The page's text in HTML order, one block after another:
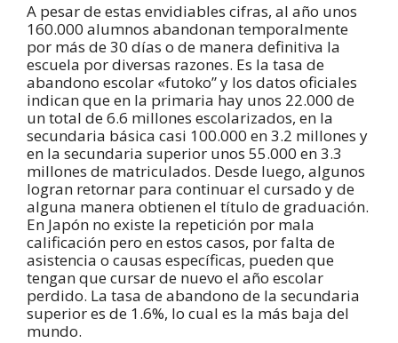
A pesar de estas envidiables cifras, al año unos
160.000 alumnos abandonan temporalmente
por más de 30 días o de manera definitiva la
escuela por diversas razones. Es la tasa de
abandono escolar «futoko” y los datos oficiales
indican que en la primaria hay unos 22.000 de
un total de 6.6 millones escolarizados, en la
secundaria básica casi 100.000 en 3.2 millones y
en la secundaria superior unos 55.000 en 3.3
millones de matriculados. Desde luego, algunos
logran retornar para continuar el cursado y de
alguna manera obtienen el título de graduación.
En Japón no existe la repetición por mala
calificación pero en estos casos, por falta de
asistencia o causas específicas, pueden que
tengan que cursar de nuevo el año escolar
perdido. La tasa de abandono de la secundaria
superior es de 1.6%, lo cual es la más baja del
mundo.